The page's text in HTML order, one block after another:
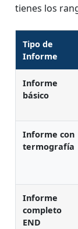
tienes los
Tipo de
Informe
Informe
básico
Informe con
termografía
Informe
completo
END